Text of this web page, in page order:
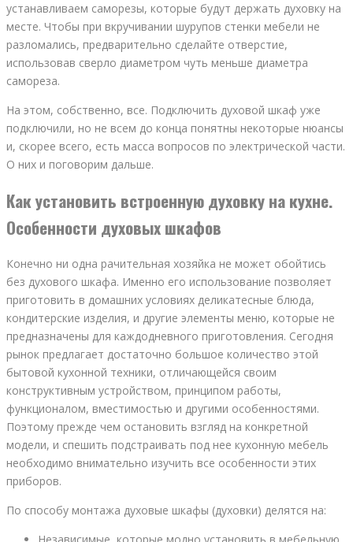
устанавливаем саморезы, которые будут держать духовку на
месте. Чтобы при вкручивании шурупов стенки мебели не
разломались, предварительно сделайте отверстие,
использовав сверло диаметром чуть меньше диаметра
самореза.
На этом, собственно, все. Подключить духовой шкаф уже
подключили, но не всем до конца понятны некоторые нюансы
и, скорее всего, есть масса вопросов по электрической части.
О них и поговорим дальше.
Как установить встроенную духовку на кухне.
Особенности духовых шкафов
Конечно ни одна рачительная хозяйка не может обойтись
без духового шкафа. Именно его использование позволяет
приготовить в домашних условиях деликатесные блюда,
кондитерские изделия, и другие элементы меню, которые не
предназначены для каждодневного приготовления. Сегодня
рынок предлагает достаточно большое количество этой
бытовой кухонной техники, отличающейся своим
конструктивным устройством, принципом работы,
функционалом, вместимостью и другими особенностями.
Поэтому прежде чем остановить взгляд на конкретной
модели, и спешить подстраивать под нее кухонную мебель
необходимо внимательно изучить все особенности этих
приборов.
По способу монтажа духовые шкафы (духовки) делятся на: